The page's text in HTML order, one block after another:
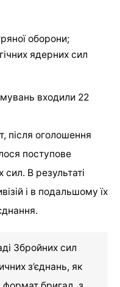
оборони;
ядерних сил
входили 22
після оголошення
поступове
сил. В результаті
і в подальшому їх
Збройних сил
з’єднань, як